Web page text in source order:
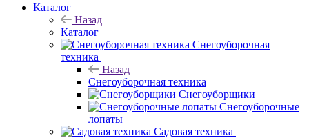
Каталог
Назад
Каталог
Снегоуборочная
техника
Назад
Снегоуборочная техника
Снегоуборщики
Снегоуборочные
лопаты
Садовая техника